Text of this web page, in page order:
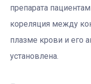
препарата
кореляция между
плазме крови и его
установлена.